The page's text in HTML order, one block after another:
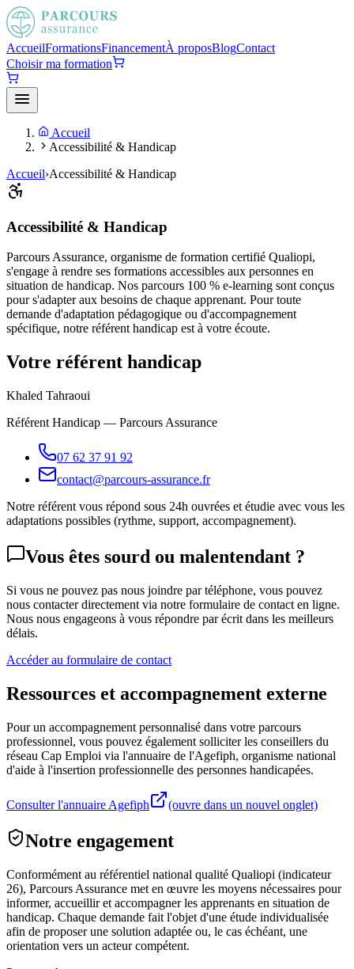
AccueilFormationsFinancementÀ proposBlogContact
Choisir ma formation
Accueil
Accessibilité & Handicap
Accueil›Accessibilité & Handicap
Accessibilité & Handicap
Parcours Assurance, organisme de formation certifié Qualiopi,
s'engage à rendre ses formations accessibles aux personnes en
situation de handicap. Nos parcours 100 % e-learning sont conçus
pour s'adapter aux besoins de chaque apprenant. Pour toute
demande d'adaptation pédagogique ou d'accompagnement
spécifique, notre référent handicap est à votre écoute.
Votre référent handicap
Khaled Tahraoui
Référent Handicap — Parcours Assurance
07 62 37 91 92
contact@parcours-assurance.fr
Notre référent vous répond sous 24h ouvrées et étudie avec vous les
adaptations possibles (rythme, support, accompagnement).
Vous êtes sourd ou malentendant ?
Si vous ne pouvez pas nous joindre par téléphone, vous pouvez
nous contacter directement via notre formulaire de contact en ligne.
Nous nous engageons à vous répondre par écrit dans les meilleurs
délais.
Accéder au formulaire de contact
Ressources et accompagnement externe
Pour un accompagnement personnalisé dans votre parcours
professionnel, vous pouvez également solliciter les conseillers du
réseau Cap Emploi via l'annuaire de l'Agefiph, organisme national
d'aide à l'insertion professionnelle des personnes handicapées.
Consulter l'annuaire Agefiph (ouvre dans un nouvel onglet)
Notre engagement
Conformément au référentiel national qualité Qualiopi (indicateur
26), Parcours Assurance met en œuvre les moyens nécessaires pour
informer, accueillir et accompagner les apprenants en situation de
handicap. Chaque demande fait l'objet d'une étude individualisée
afin de proposer une solution adaptée ou, le cas échéant, une
orientation vers un acteur compétent.